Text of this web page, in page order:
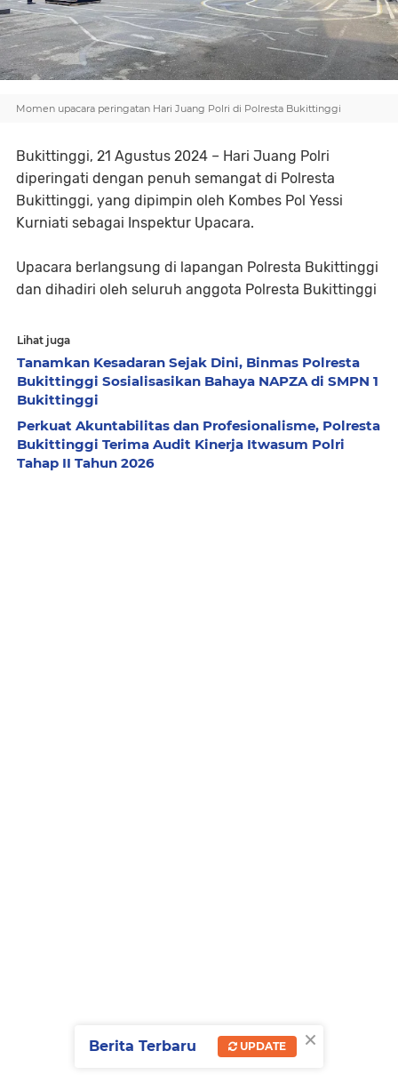
Momen upacara peringatan Hari Juang Polri di Polresta Bukittinggi
Bukittinggi, 21 Agustus 2024 – Hari Juang Polri
diperingati dengan penuh semangat di Polresta
Bukittinggi, yang dipimpin oleh Kombes Pol Yessi
Kurniati sebagai Inspektur Upacara.
Upacara berlangsung di lapangan Polresta Bukittinggi
dan dihadiri oleh seluruh anggota Polresta Bukittinggi
Lihat juga
Tanamkan Kesadaran Sejak Dini, Binmas Polresta
Bukittinggi Sosialisasikan Bahaya NAPZA di SMPN 1
Bukittinggi
Perkuat Akuntabilitas dan Profesionalisme, Polresta
Bukittinggi Terima Audit Kinerja Itwasum Polri
Tahap II Tahun 2026
×
Berita Terbaru UPDATE